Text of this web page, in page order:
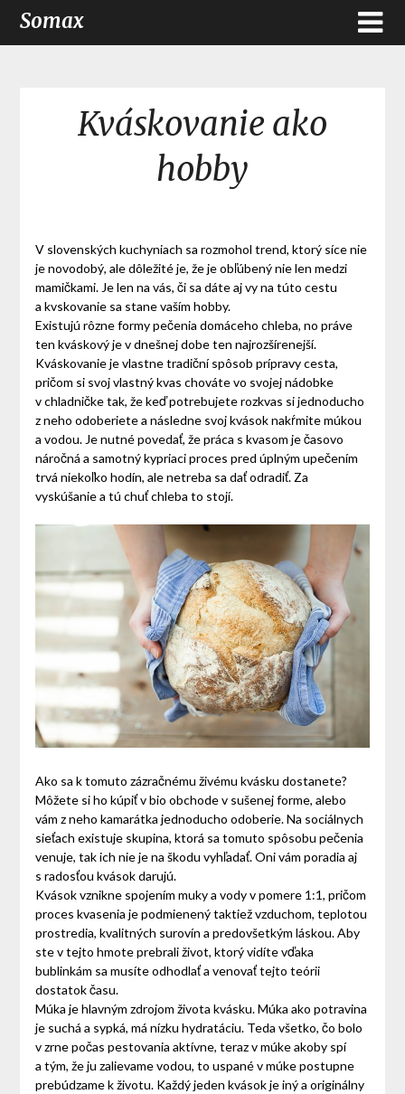
Somax
Kváskovanie ako
hobby
V slovenských kuchyniach sa rozmohol trend, ktorý síce nie
je novodobý, ale dôležité je, že je obľúbený nie len medzi
mamičkami. Je len na vás, či sa dáte aj vy na túto cestu
a kvskovanie sa stane vaším hobby.
Existujú rôzne formy pečenia domáceho chleba, no práve
ten kváskový je v dnešnej dobe ten najrozšírenejší.
Kváskovanie je vlastne tradiční spôsob prípravy cesta,
pričom si svoj vlastný kvas chováte vo svojej nádobke
v chladničke tak, že keď potrebujete rozkvas si jednoducho
z neho odoberiete a následne svoj kvások nakŕmite múkou
a vodou. Je nutné povedať, že práca s kvasom je časovo
náročná a samotný kypriaci proces pred úplným upečením
trvá niekoľko hodín, ale netreba sa dať odradiť. Za
vyskúšanie a tú chuť chleba to stojí.
Ako sa k tomuto zázračnému živému kvásku dostanete?
Môžete si ho kúpiť v bio obchode v sušenej forme, alebo
vám z neho kamarátka jednoducho odoberie. Na sociálnych
sieťach existuje skupina, ktorá sa tomuto spôsobu pečenia
venuje, tak ich nie je na škodu vyhľadať. Oni vám poradia aj
s radosťou kvások darujú.
Kvások vznikne spojením muky a vody v pomere 1:1, pričom
proces kvasenia je podmienený taktiež vzduchom, teplotou
prostredia, kvalitných surovín a predovšetkým láskou. Aby
ste v tejto hmote prebrali život, ktorý vidíte vďaka
bublinkám sa musíte odhodlať a venovať tejto teórii
dostatok času.
Múka je hlavným zdrojom života kvásku. Múka ako potravina
je suchá a sypká, má nízku hydratáciu. Teda všetko, čo bolo
v zrne počas pestovania aktívne, teraz v múke akoby spí
a tým, že ju zalievame vodou, to uspané v múke postupne
prebúdzame k životu. Každý jeden kvások je iný a originálny